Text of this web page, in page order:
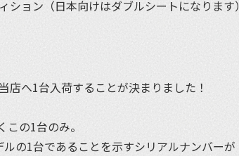
ョン（日本向けはダブルシートになります）
店へ1台入荷することが決まりました！
の1台のみ。
の1台であることを示すシリアルナンバーが